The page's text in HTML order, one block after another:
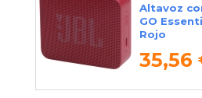
Altavoz
GO
Rojo
35,56